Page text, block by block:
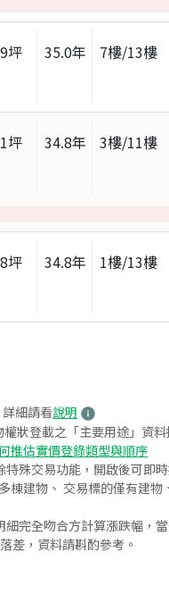
坪 35.0年 7樓/13樓
坪 34.8年 3樓/11樓
坪 34.8年 1樓/13樓
細請看說明
狀登載之「主要用途」資
推估實價登錄類型與順序
殊交易功能，開啟後可即
棟建物、 交易標的僅有建物
完全吻合方計算漲跌幅，
差，資料請斟酌參考。